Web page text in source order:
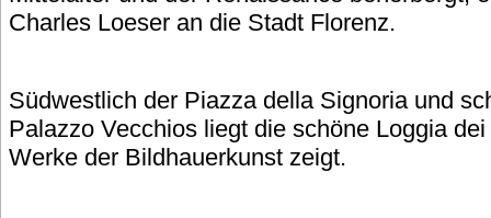
Charles Loeser an die Stadt Florenz.
Südwestlich der Piazza della Signoria und
Palazzo Vecchios liegt die schöne Loggia
Werke der Bildhauerkunst zeigt.